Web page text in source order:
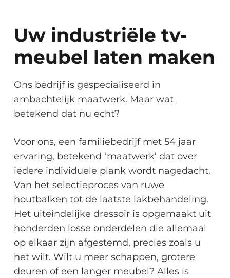
Uw industriële tv-
meubel laten maken
Ons bedrijf is gespecialiseerd in
ambachtelijk maatwerk. Maar wat
betekend dat nu echt?
Voor ons, een familiebedrijf met 54 jaar
ervaring, betekend ‘maatwerk’ dat over
iedere individuele plank wordt nagedacht.
Van het selectieproces van ruwe
houtbalken tot de laatste lakbehandeling.
Het uiteindelijke dressoir is opgemaakt uit
honderden losse onderdelen die allemaal
op elkaar zijn afgestemd, precies zoals u
het wilt. Wilt u meer schappen, grotere
deuren of een langer meubel? Alles is